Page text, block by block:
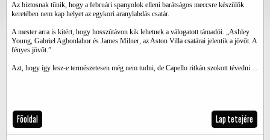
Az biztosnak tűnik, hogy a februári spanyolok elleni barátságos meccsre készülők
keretében nem kap helyet az egykori aranylabdás csatár.
A mester arra is kitért, hogy hosszútávon kik lehetnek a válogatott támadói. „Ashley
Young, Gabriel Agbonlahor és James Milner, az Aston Villa csatárai jelentik a jövőt. A
fényes jövőt.”
Azt, hogy így lesz-e természetesen még nem tudni, de Capello ritkán szokott tévedni…
Főoldal Lap tetejére